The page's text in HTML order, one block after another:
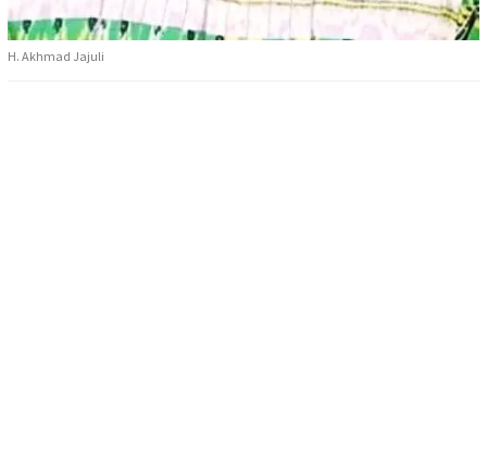
H. Akhmad Jajuli